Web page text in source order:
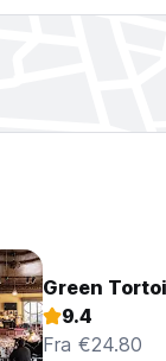
Green
9.4
Fra €24.80